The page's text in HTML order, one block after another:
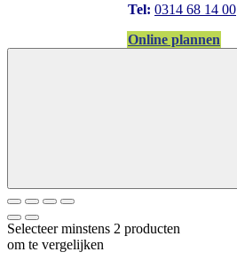
Tel: 0314 68 14 00
Online plannen
Selecteer minstens 2 producten
om te vergelijken